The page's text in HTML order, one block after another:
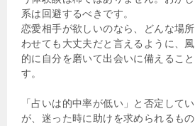
系は回避するべきです。
恋愛相手が欲しいのなら、どんな場
わせても大丈夫だと言えるように、
的に自分を磨いて出会いに備えるこ
す。
「占いは的中率が低い」と否定して
が、迷った時に助けを求められるも